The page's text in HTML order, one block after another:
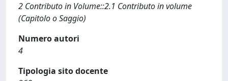
2 Contributo in Volume::2.1 Contributo in volume
(Capitolo o Saggio)
Numero autori
4
Tipologia sito docente